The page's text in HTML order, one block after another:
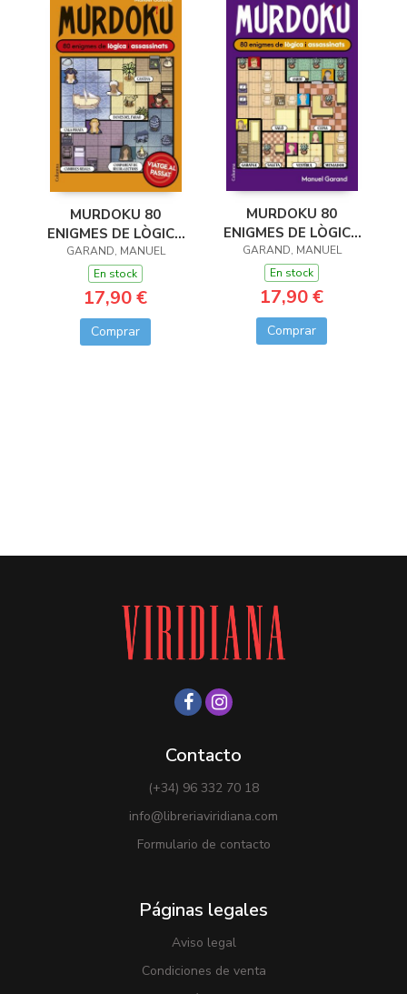
MURDOKU 80
ENIGMES DE LÒGICA
I ASSASSINATS
GARAND, MANUEL
En stock
17,90 €
Comprar
MURDOKU 80
ENIGMES DE LÒGICA
I ASSASINATS
GARAND, MANUEL
En stock
17,90 €
Comprar
Contacto
(+34) 96 332 70 18
info@libreriaviridiana.com
Formulario de contacto
Páginas legales
Aviso legal
Condiciones de venta